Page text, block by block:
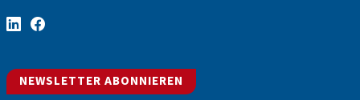
NEWSLETTER ABONNIEREN